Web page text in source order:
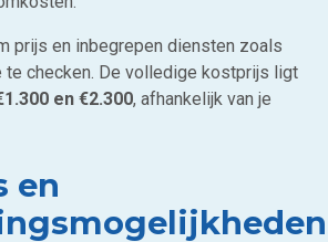
prijs en inbegrepen diensten zoals
te checken. De volledige kostprijs ligt
en €2.300, afhankelijk van je
en